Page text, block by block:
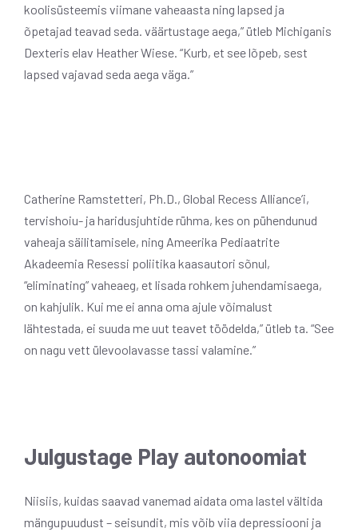
koolisüsteemis viimane vaheaasta ning lapsed ja
õpetajad teavad seda. väärtustage aega,” ütleb Michiganis
Dexteris elav Heather Wiese. “Kurb, et see lõpeb, sest
lapsed vajavad seda aega väga.”
Catherine Ramstetteri, Ph.D., Global Recess Alliance’i,
tervishoiu- ja haridusjuhtide rühma, kes on pühendunud
vaheaja säilitamisele, ning Ameerika Pediaatrite
Akadeemia Resessi poliitika kaasautori sõnul,
“eliminating” vaheaeg, et lisada rohkem juhendamisaega,
on kahjulik. Kui me ei anna oma ajule võimalust
lähtestada, ei suuda me uut teavet töödelda,” ütleb ta. “See
on nagu vett ülevoolavasse tassi valamine.”
Julgustage Play autonoomiat
Niisiis, kuidas saavad vanemad aidata oma lastel vältida
mängupuudust – seisundit, mis võib viia depressiooni ja